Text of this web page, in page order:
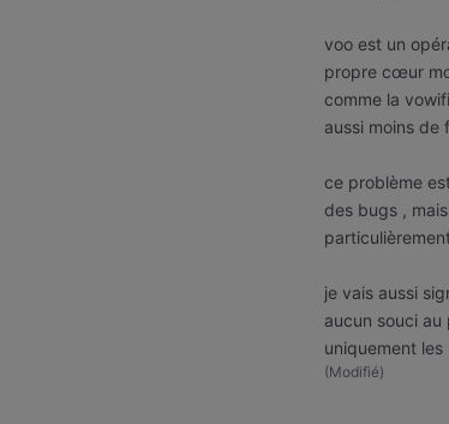
voo est un
propre cœur
comme la
aussi moins de
ce problème
des bugs ,
je vais aussi
aucun souci
uniquement
(Modifié)